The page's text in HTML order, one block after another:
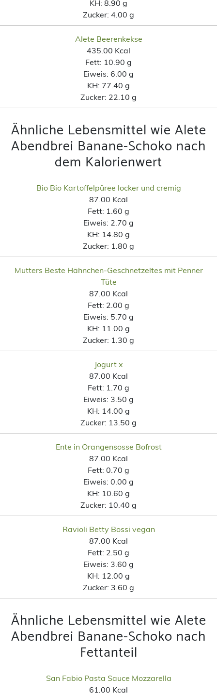
KH: 8.90 g
Zucker: 4.00 g
Alete Beerenkekse
435.00 Kcal
Fett: 10.90 g
Eiweis: 6.00 g
KH: 77.40 g
Zucker: 22.10 g
Ähnliche Lebensmittel wie Alete
Abendbrei Banane-Schoko nach
dem Kalorienwert
Bio Bio Kartoffelpüree locker und cremig
87.00 Kcal
Fett: 1.60 g
Eiweis: 2.70 g
KH: 14.80 g
Zucker: 1.80 g
Mutters Beste Hähnchen-Geschnetzeltes mit Penner
Tüte
87.00 Kcal
Fett: 2.00 g
Eiweis: 5.70 g
KH: 11.00 g
Zucker: 1.30 g
Jogurt x
87.00 Kcal
Fett: 1.70 g
Eiweis: 3.50 g
KH: 14.00 g
Zucker: 13.50 g
Ente in Orangensosse Bofrost
87.00 Kcal
Fett: 0.70 g
Eiweis: 0.00 g
KH: 10.60 g
Zucker: 10.40 g
Ravioli Betty Bossi vegan
87.00 Kcal
Fett: 2.50 g
Eiweis: 3.60 g
KH: 12.00 g
Zucker: 3.60 g
Ähnliche Lebensmittel wie Alete
Abendbrei Banane-Schoko nach
Fettanteil
San Fabio Pasta Sauce Mozzarella
61.00 Kcal